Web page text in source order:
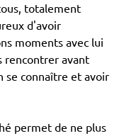
totalement
d'avoir
moments avec lui
rencontrer avant
se connaître et avoir
permet de ne plus